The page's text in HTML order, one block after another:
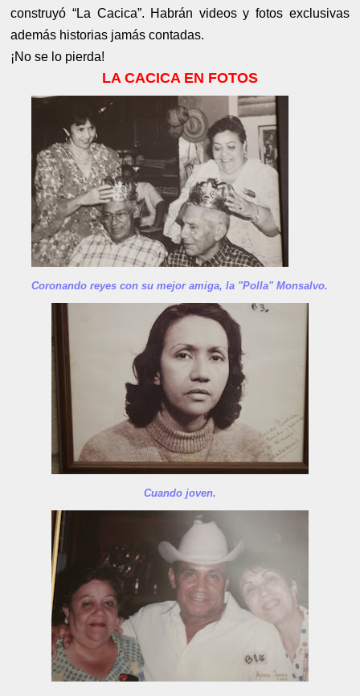
construyó “La Cacica”. Habrán videos y fotos exclusivas
además historias jamás contadas.
¡No se lo pierda!
LA CACICA EN FOTOS
Coronando reyes con su mejor amiga, la "Polla" Monsalvo.
Cuando joven.